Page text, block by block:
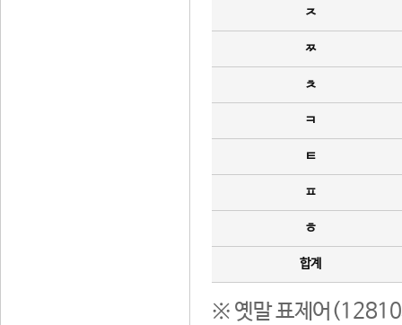
ㅈ
ㅉ
ㅊ
ㅋ
ㅌ
ㅍ
ㅎ
합계
※ 옛말 표제어(12810